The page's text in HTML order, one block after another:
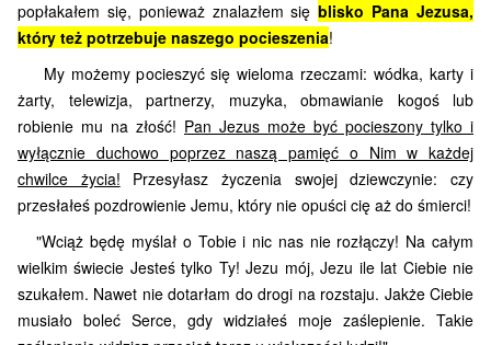
popłakałem się, ponieważ znalazłem sięblisko Pana Jezusa,
który też potrzebuje naszego pocieszenia!
My możemy pocieszyć się wieloma rzeczami: wódka, karty i
żarty, telewizja, partnerzy, muzyka, obmawianie kogoś lub
robienie mu na złość! Pan Jezus może być pocieszony tylko i
wyłącznie duchowo poprzez naszą pamięć o Nim w każdej
chwilce życia! Przesyłasz życzenia swojej dziewczynie: czy
przesłałeś pozdrowienie Jemu, który nie opuści cię aż do śmierci!
"Wciąż będę myślał o Tobie i nic nas nie rozłączy! Na całym
wielkim świecie Jesteś tylko Ty! Jezu mój, Jezu ile lat Ciebie nie
szukałem. Nawet nie dotarłam do drogi na rozstaju. Jakże Ciebie
musiało boleć Serce, gdy widziałeś moje zaślepienie. Takie